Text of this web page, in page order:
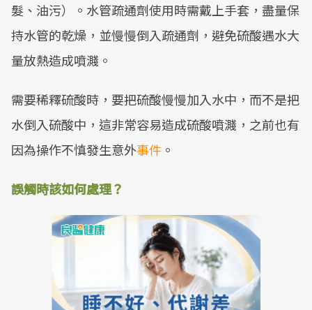
髮、油污）。水管疏通劑使用時需戴上手套，盡量保
持水管的乾燥，並慢慢倒入疏通劑，避免硫酸遇水大
量放熱造成噴濺。
需要稀釋硫酸時，要把硫酸慢慢加入水中，而不是把
水倒入硫酸中，這非常容易造成硫酸噴濺，之前也有
因為操作不慎發生意外事件 。
誤觸時該如何處理？